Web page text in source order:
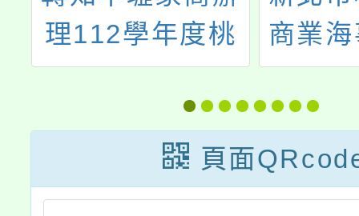
理112學年度桃
一區均質化計畫
「培育跨界多元
人才(多媒體×攝
影導播)」創意分
商業
校辦
年度
旅群
明
頁面